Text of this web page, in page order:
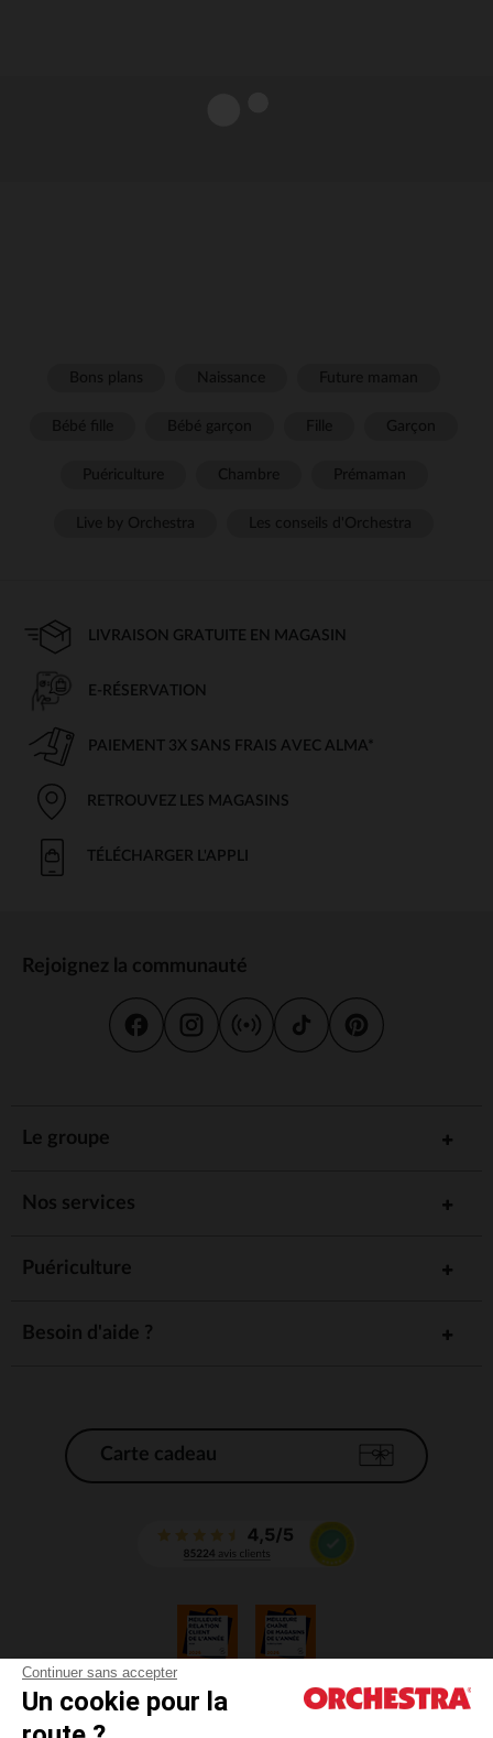
Continuer sans accepter
Un cookie pour la
LIVRAISON GRATUITE EN MAGASIN
E-RÉSERVATION
PAIEMENT 3X SANS FRAIS AVEC ALMA*
RETROUVEZ LES MAGASINS
TÉLÉCHARGER L'APPLI
Rejoignez la communauté
Le groupe
Nos services
Puériculture
Besoin d'aide ?
Carte cadeau